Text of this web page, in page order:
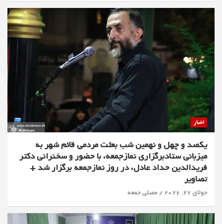
اخبار
یکصد و چهل و نهمین شب بعثت مردمی قائم شهر به
میزبانی ستادبرگزاری نمازجمعه، با حضور و سخنرانی دکتر
فریدالدین حداد عادل، در روز نمازجمعه برگزار شد +
تصاویر
جولای 27, 2026 مصلی جمعه